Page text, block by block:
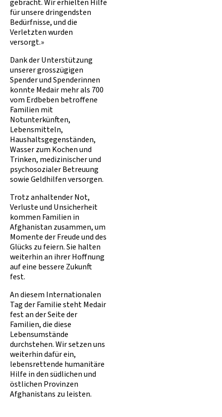
gebracht. Wir erhielten Hilfe
für unsere dringendsten
Bedürfnisse, und die
Verletzten wurden
versorgt.»
Dank der Unterstützung
unserer grosszügigen
Spender und Spenderinnen
konnte Medair mehr als 700
vom Erdbeben betroffene
Familien mit
Notunterkünften,
Lebensmitteln,
Haushaltsgegenständen,
Wasser zum Kochen und
Trinken, medizinischer und
psychosozialer Betreuung
sowie Geldhilfen versorgen.
Trotz anhaltender Not,
Verluste und Unsicherheit
kommen Familien in
Afghanistan zusammen, um
Momente der Freude und des
Glücks zu feiern. Sie halten
weiterhin an ihrer Hoffnung
auf eine bessere Zukunft
fest.
An diesem Internationalen
Tag der Familie steht Medair
fest an der Seite der
Familien, die diese
Lebensumstände
durchstehen. Wir setzen uns
weiterhin dafür ein,
lebensrettende humanitäre
Hilfe in den südlichen und
östlichen Provinzen
Afghanistans zu leisten.